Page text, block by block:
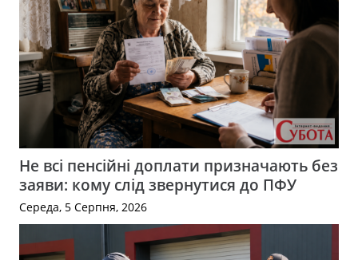
Не всі пенсійні доплати призначають без
заяви: кому слід звернутися до ПФУ
Середа, 5 Серпня, 2026